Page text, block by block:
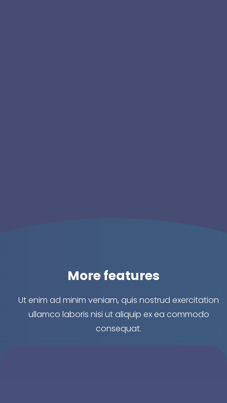
More features
Ut enim ad minim veniam, quis nostrud exercitation
ullamco laboris nisi ut aliquip ex ea commodo
consequat.